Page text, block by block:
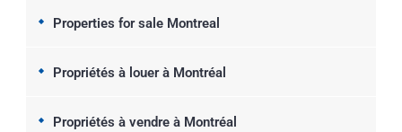
Properties for sale Montreal
Propriétés à louer à Montréal
Propriétés à vendre à Montréal